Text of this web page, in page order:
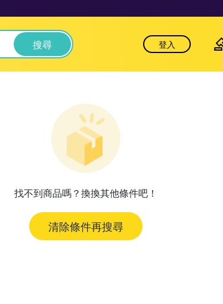
搜尋 登入
找不到商品嗎？換換其他條件吧！
清除條件再搜尋